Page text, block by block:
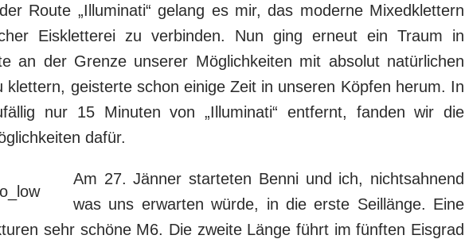
Route „Illuminati“ gelang es mir, das moderne Mixedklettern
Eiskletterei zu verbinden. Nun ging erneut ein Traum in
an der Grenze unserer Möglichkeiten mit absolut natürlichen
klettern, geisterte schon einige Zeit in unseren Köpfen herum. In
nur 15 Minuten von „Illuminati“ entfernt, fanden wir die
dafür.
Am 27. Jänner starteten Benni und ich, nichtsahnend
was uns erwarten würde, in die erste Seillänge. Eine
sehr schöne M6. Die zweite Länge führt im fünften Eisgrad